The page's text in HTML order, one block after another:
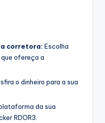
corretora: Escolha
ofereça a
o dinheiro para a sua
da sua
RDOR3.